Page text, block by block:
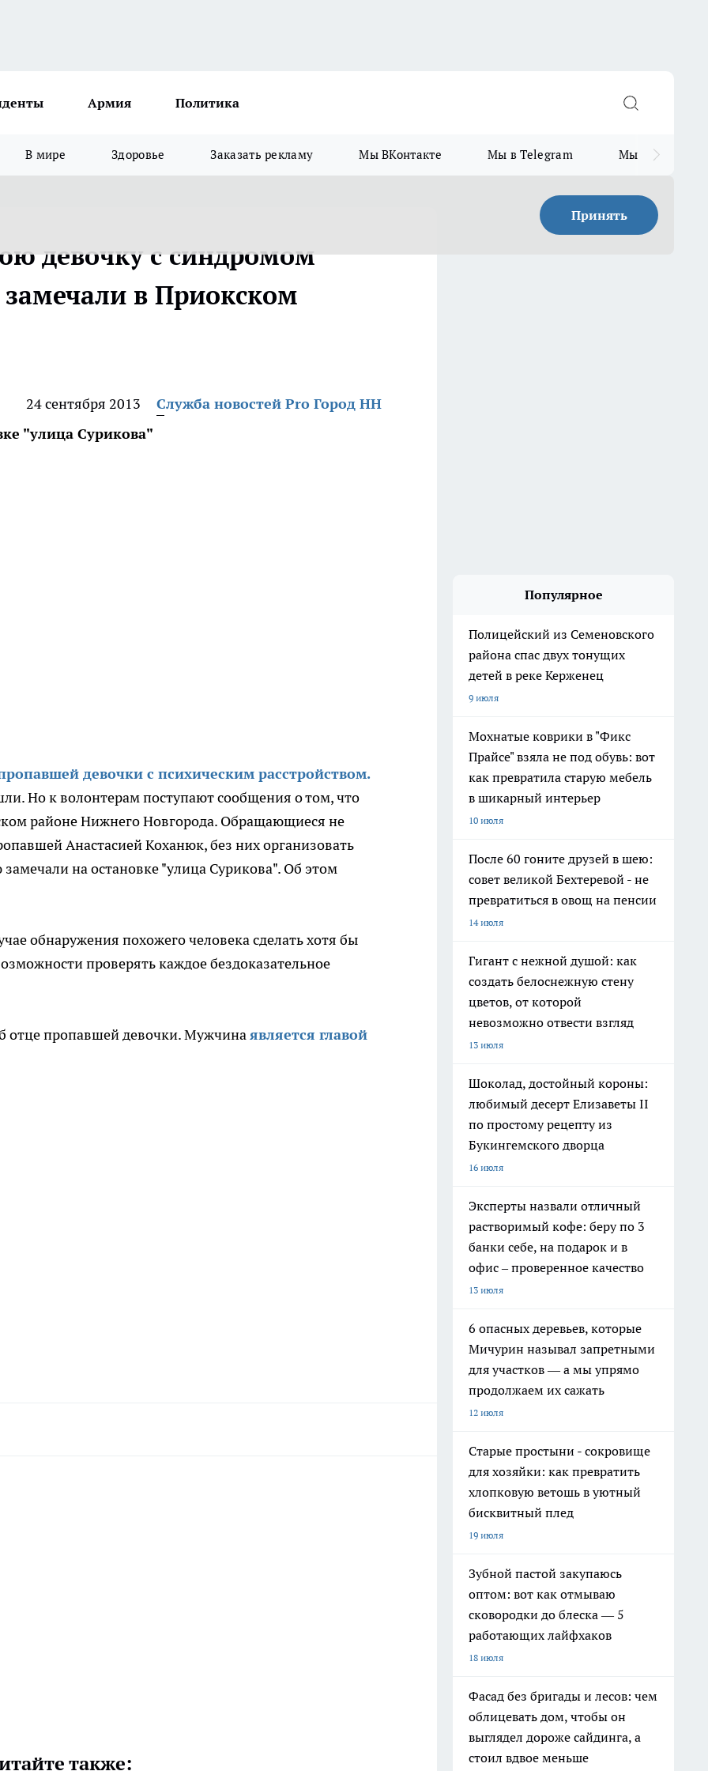
Армия Политика
В мире Здоровье Заказать рекламу Мы ВКонтакте Мы в Telegram Мы в MAX
Принять
девочку с синдромом
в Приокском
24 сентября 2013
Служба новостей Pro Город НН
"улица Сурикова"
девочки с психическим расстройством.
Но к волонтерам поступают сообщения о том, что
районе Нижнего Новгорода. Обращающиеся не
Анастасией Коханюк, без них организовать
на остановке "улица Сурикова". Об этом
обнаружения похожего человека сделать хотя бы
проверять каждое бездоказательное
отце пропавшей девочки. Мужчинаявляется главой
также:
Популярное
Полицейский из Семеновского
района спас двух тонущих
детей в реке Керженец
9 июля
Мохнатые коврики в "Фикс
Прайсе" взяла не под обувь: вот
как превратила старую мебель
в шикарный интерьер
10 июля
После 60 гоните друзей в шею:
совет великой Бехтеревой - не
превратиться в овощ на пенсии
14 июля
Гигант с нежной душой: как
создать белоснежную стену
цветов, от которой
невозможно отвести взгляд
13 июля
Шоколад, достойный короны:
любимый десерт Елизаветы II
по простому рецепту из
Букингемского дворца
16 июля
Эксперты назвали отличный
растворимый кофе: беру по 3
банки себе, на подарок и в
офис – проверенное качество
13 июля
6 опасных деревьев, которые
Мичурин называл запретными
для участков — а мы упрямо
продолжаем их сажать
12 июля
Старые простыни - сокровище
для хозяйки: как превратить
хлопковую ветошь в уютный
бисквитный плед
19 июля
Зубной пастой закупаюсь
оптом: вот как отмываю
сковородки до блеска — 5
работающих лайфхаков
18 июля
Фасад без бригады и лесов: чем
облицевать дом, чтобы он
выглядел дороже сайдинга, а
стоил вдвое меньше